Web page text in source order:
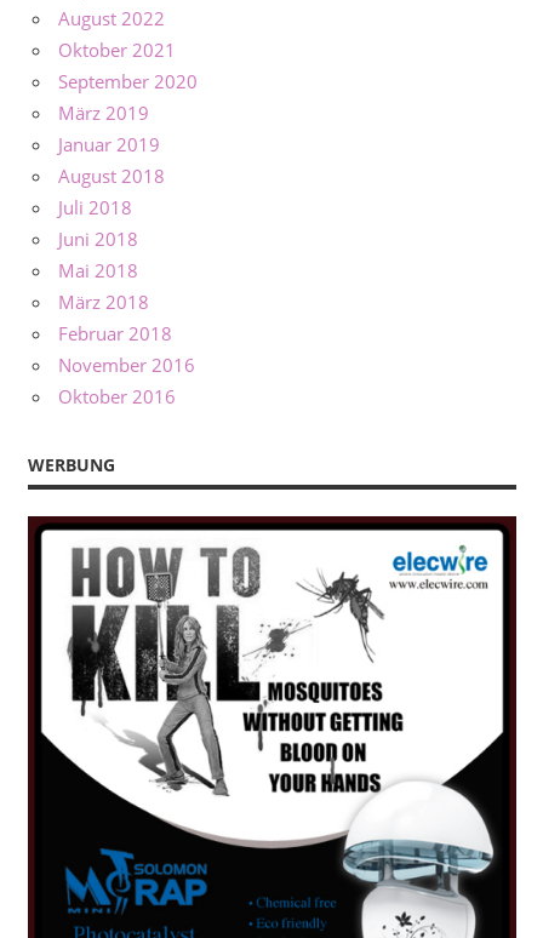
August 2022
Oktober 2021
September 2020
März 2019
Januar 2019
August 2018
Juli 2018
Juni 2018
Mai 2018
März 2018
Februar 2018
November 2016
Oktober 2016
WERBUNG